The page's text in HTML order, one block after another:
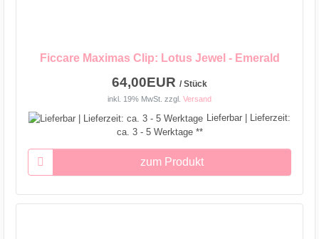
Ficcare Maximas Clip: Lotus Jewel - Emerald
64,00EUR / Stück
inkl. 19% MwSt. zzgl. Versand
Lieferbar | Lieferzeit:
ca. 3 - 5 Werktage **
zum Produkt